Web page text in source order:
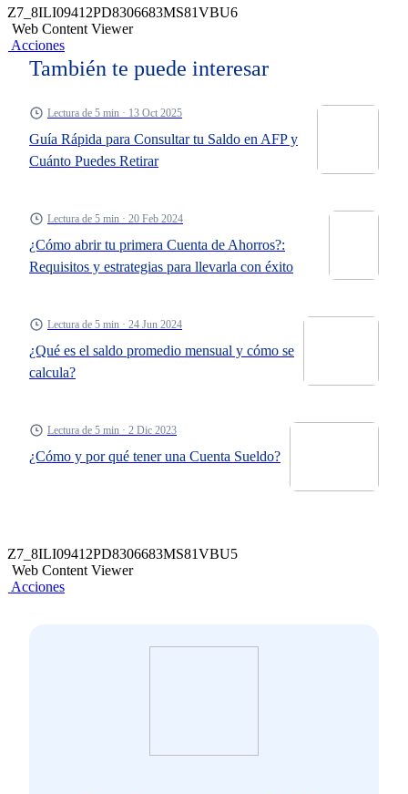
Z7_8ILI09412PD8306683MS81VBU6
Web Content Viewer
Acciones
También te puede interesar
Guía Rápida para Consultar tu Saldo en AFP y
Cuánto Puedes Retirar
Lectura de 5 min · 13 Oct 2025
¿Cómo abrir tu primera Cuenta de Ahorros?:
Requisitos y estrategias para llevarla con éxito
Lectura de 5 min · 20 Feb 2024
¿Qué es el saldo promedio mensual y cómo se
calcula?
Lectura de 5 min · 24 Jun 2024
¿Cómo y por qué tener una Cuenta Sueldo?
Lectura de 5 min · 2 Dic 2023
Z7_8ILI09412PD8306683MS81VBU5
Web Content Viewer
Acciones